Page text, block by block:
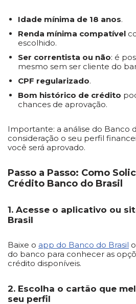
Idade mínima de 18 anos.
Renda mínima compatível
escolhido.
Ser correntista ou não: é
mesmo sem ser cliente do
CPF regularizado.
Bom histórico de crédito
chances de aprovação.
Importante: a análise do Banco
consideração o seu perfil
você será aprovado.
Passo a Passo: Como
Crédito Banco do Brasil
1. Acesse o aplicativo ou
Brasil
Baixe o app do Banco do Brasil
do banco para conhecer as
crédito disponíveis.
2. Escolha o cartão que
seu perfil